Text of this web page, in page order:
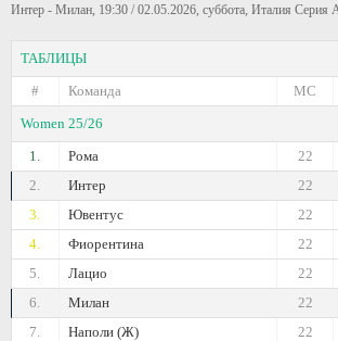
Интер - Милан, 19:30 / 02.05.2026, суббота, Италия
ТАБЛИЦЫ
#
Команда
МС
Women 25/26
1.
Рома
22
2.
Интер
22
3.
Ювентус
22
4.
Фиорентина
22
5.
Лацио
22
6.
Милан
22
7.
Наполи (Ж)
22